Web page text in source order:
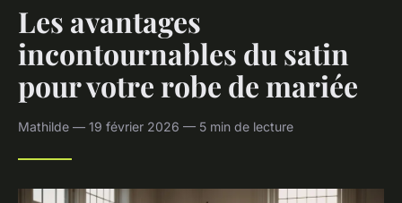
Les avantages
incontournables du satin
pour votre robe de mariée
Mathilde — 19 février 2026 — 5 min de lecture